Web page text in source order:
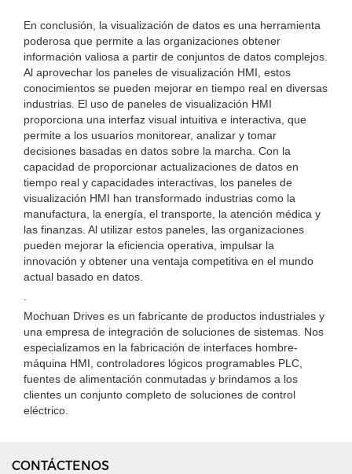
En conclusión, la visualización de datos es una herramienta
poderosa que permite a las organizaciones obtener
información valiosa a partir de conjuntos de datos complejos.
Al aprovechar los paneles de visualización HMI, estos
conocimientos se pueden mejorar en tiempo real en diversas
industrias. El uso de paneles de visualización HMI
proporciona una interfaz visual intuitiva e interactiva, que
permite a los usuarios monitorear, analizar y tomar
decisiones basadas en datos sobre la marcha. Con la
capacidad de proporcionar actualizaciones de datos en
tiempo real y capacidades interactivas, los paneles de
visualización HMI han transformado industrias como la
manufactura, la energía, el transporte, la atención médica y
las finanzas. Al utilizar estos paneles, las organizaciones
pueden mejorar la eficiencia operativa, impulsar la
innovación y obtener una ventaja competitiva en el mundo
actual basado en datos.
Mochuan Drives es un fabricante de productos industriales y
una empresa de integración de soluciones de sistemas. Nos
especializamos en la fabricación de interfaces hombre-
máquina HMI, controladores lógicos programables PLC,
fuentes de alimentación conmutadas y brindamos a los
clientes un conjunto completo de soluciones de control
eléctrico.
CONTÁCTENOS